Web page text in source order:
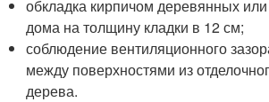
обкладка кирпичом деревянных
дома на толщину кладки в 12 см;
соблюдение вентиляционного
между поверхностями из
дерева.